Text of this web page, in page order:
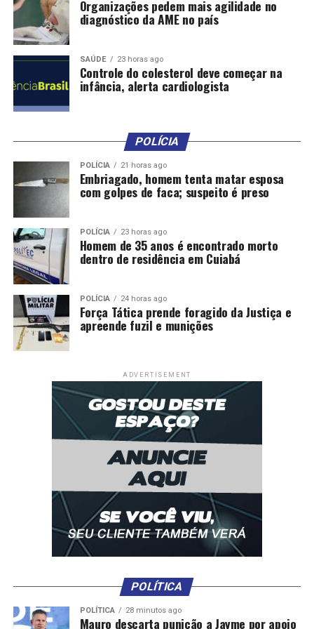
DON'T MISS
PEC de corte de gastos é aprovada em dois turnos na
Câmara
Organizações pedem mais agilidade no
diagnóstico da AME no país
SAÚDE 23 horas ago
Controle do colesterol deve começar na
infância, alerta cardiologista
POLÍCIA
POLÍCIA 21 horas ago
Embriagado, homem tenta matar esposa
com golpes de faca; suspeito é preso
POLÍCIA 23 horas ago
Homem de 35 anos é encontrado morto
dentro de residência em Cuiabá
POLÍCIA 24 horas ago
Força Tática prende foragido da Justiça e
apreende fuzil e munições
ADVERTISEMENT
POLÍTICA
POLÍTICA 28 minutos ago
Mauro descarta punição a Jayme por apoio